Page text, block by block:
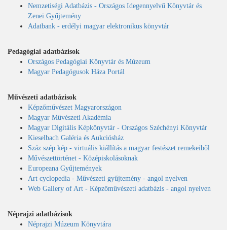
Nemzetiségi Adatbázis - Országos Idegennyelvű Könyvtár és
Zenei Gyűjtemény
Adatbank - erdélyi magyar elektronikus könyvtár
Pedagógiai adatbázisok
Országos Pedagógiai Könyvtár és Múzeum
Magyar Pedagógusok Háza Portál
Művészeti adatbázisok
Képzőművészet Magyarországon
Magyar Művészeti Akadémia
Magyar Digitális Képkönyvtár - Országos Széchényi Könyvtár
Kieselbach Galéria és Aukciósház
Száz szép kép - virtuális kiállítás a magyar festészet remekeiből
Művészettörténet - Középiskolásoknak
Europeana Gyűjtemények
Art cyclopedia - Művészeti gyűjtemény - angol nyelven
Web Gallery of Art - Képzőművészeti adatbázis - angol nyelven
Néprajzi adatbázisok
Néprajzi Múzeum Könyvtára